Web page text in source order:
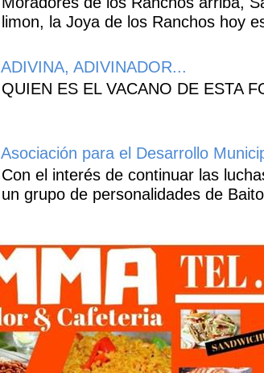
limon, la Joya de los Ranchos hoy
ADIVINA, ADIVINADOR...
QUIEN ES EL VACANO DE ESTA
Asociación para el Desarrollo
Con el interés de continuar las
un grupo de personalidades de